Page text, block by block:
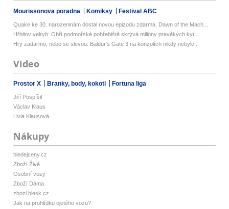
Mourissonova poradna Komiksy Festival ABC
Quake ke 30. narozeninám dostal novou epizodu zdarma. Dawn of the Mach...
Hřbitov velryb: Obří podmořské pohřebiště skrývá miliony pravěkých kyt...
Hry zadarmo, nebo se slevou: Baldur's Gate 3 na konzolích nikdy nebylo...
Video
Prostor X Branky, body, kokoti Fortuna liga
Jiří Pospíšil
Václav Klaus
Livia Klausová
Nákupy
hledejceny.cz
Zboží Živě
Osobní vozy
Zboží Dáma
zbozi.blesk.cz
Jak na prohlídku ojetého vozu?